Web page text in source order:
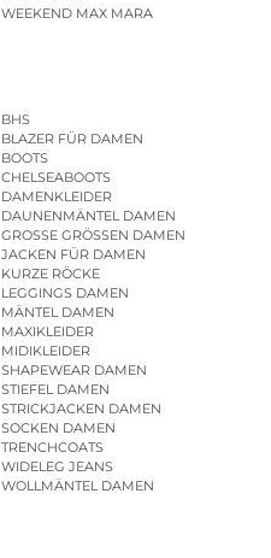
WEEKEND MAX MARA
BHS
BLAZER FÜR DAMEN
BOOTS
CHELSEABOOTS
DAMENKLEIDER
DAUNENMÄNTEL DAMEN
GROSSE GRÖSSEN DAMEN
JACKEN FÜR DAMEN
KURZE RÖCKE
LEGGINGS DAMEN
MÄNTEL DAMEN
MAXIKLEIDER
MIDIKLEIDER
SHAPEWEAR DAMEN
STIEFEL DAMEN
STRICKJACKEN DAMEN
SOCKEN DAMEN
TRENCHCOATS
WIDELEG JEANS
WOLLMÄNTEL DAMEN